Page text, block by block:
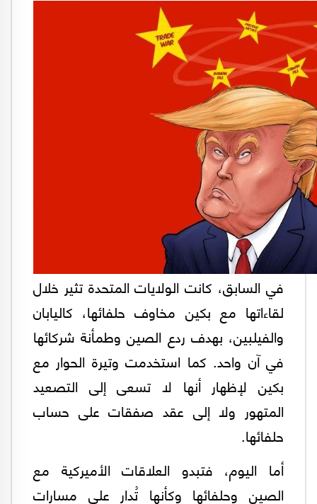
في السابق، كانت الولايات المتحدة تثير خلال
لقاءاتها مع بكين مخاوف حلفائها، كاليابان
والفيلبين، بهدف ردع الصين وطمأنة شركائها
في آن واحد. كما استخدمت وتيرة الحوار مع
بكين لإظهار أنها لا تسعى إلى التصعيد
المتهور ولا إلى عقد صفقات على حساب
حلفائها.
أما اليوم، فتبدو العلاقات الأميركية مع
الصين وحلفائها وكأنها تُدار على مسارات